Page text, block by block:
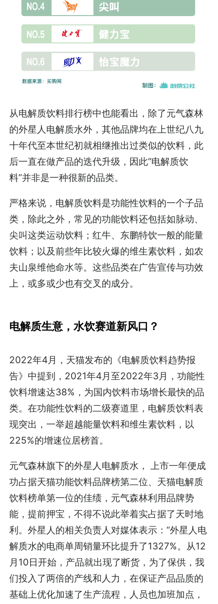
从电解质饮料排行榜中也能看出，除了元气森林
的外星人电解质水外，其他品牌均在上世纪八九
十年代至本世纪初就相继推出过类似的饮料，此
后一直在做产品的迭代升级，因此“电解质饮
料”并非是一种很新的品类。
严格来说，电解质饮料是功能性饮料的一个子品
类，除此之外，常见的功能饮料还包括如脉动、
尖叫这类运动饮料；红牛、东鹏特饮一般的能量
饮料；以及前些年比较火爆的维生素饮料，如农
夫山泉维他命水等。这些品类在广告宣传与功效
上，或多或少也有交叉的成分。
电解质生意，水饮赛道新风口？
2022年4月，天猫发布的《电解质饮料趋势报
告》中提到，2021年4月至2022年3月，功能性
饮料增速达38%，为国内饮料市场增长最快的品
类。在功能性饮料的二级赛道里，电解质饮料表
现突出，一举超越能量饮料和维生素饮料，以
225%的增速位居榜首。
元气森林旗下的外星人电解质水， 上市一年便成
功占据天猫功能饮料品牌榜第二位、天猫电解质
饮料榜单第一位的佳绩，元气森林利用品牌势
能，提前押宝，不得不说此举着实占据了天时地
利。外星人的相关负责人对媒体表示：“外星人电
解质水的电商单周销量环比提升了1327%。从12
月10日开始，产品就出现了断货，为了保供，我
们投入了两倍的产线和人力，在保证产品品质的
基础上优化加速了生产流程，人员也加班加点，